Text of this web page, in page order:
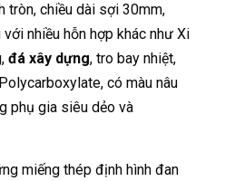
tròn, chiều dài sợi 30mm,
nhiều hỗn hợp khác như Xi
đá xây dựng, tro bay nhiệt,
có màu nâu
phụ gia siêu dẻo và
miếng thép định hình đan